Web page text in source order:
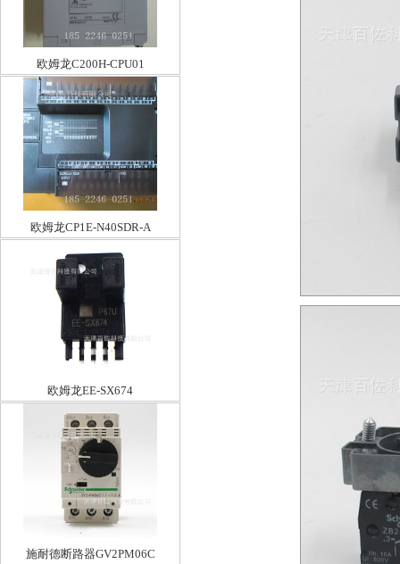
欧姆龙C200H-CPU01
欧姆龙CP1E-N40SDR-A
欧姆龙EE-SX674
施耐德断路器GV2PM06C